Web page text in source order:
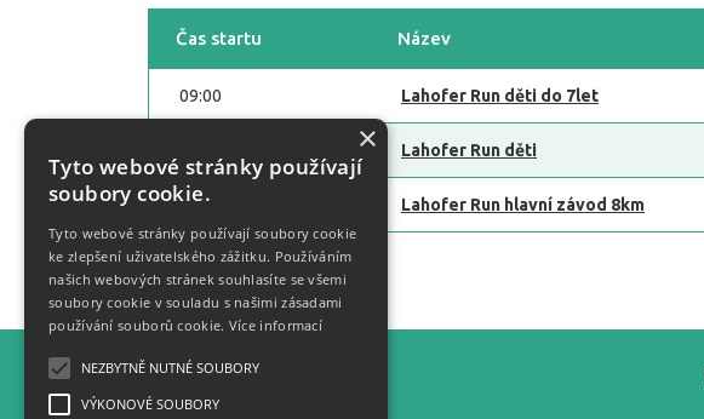
Čas startu Název
09:00 Lahofer Run děti do 7let
Lahofer Run děti
09:30 Lahofer Run hlavní závod 8km
Zpět
Statistiky
×
Tyto webové stránky používají
soubory cookie.
Tyto webové stránky používají soubory cookie
ke zlepšení uživatelského zážitku. Používáním
našich webových stránek souhlasíte se všemi
soubory cookie v souladu s našimi zásadami
používání souborů cookie. Více informací
NEZBYTNĚ NUTNÉ SOUBORY
VÝKONOVÉ SOUBORY